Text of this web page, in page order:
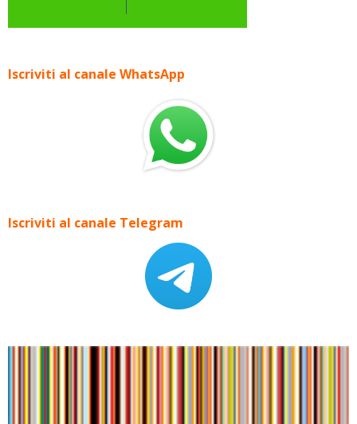
Iscriviti al canale WhatsApp
Iscriviti al canale Telegram